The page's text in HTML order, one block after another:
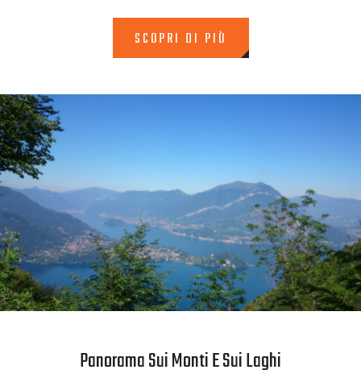
SCOPRI DI PIÙ
Panorama Sui Monti E Sui Laghi